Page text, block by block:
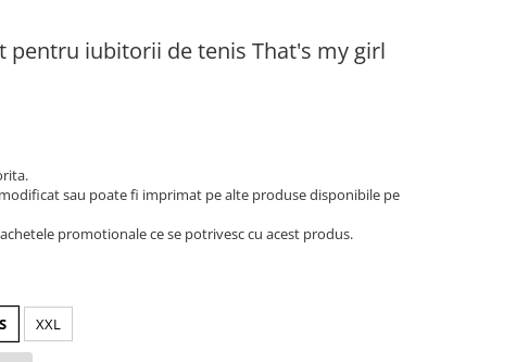
pentru iubitorii de tenis That's my girl
sau poate fi imprimat pe alte produse disponibile pe
promotionale ce se potrivesc cu acest produs.
XXL